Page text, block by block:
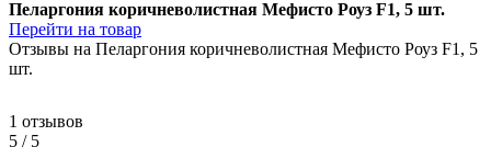
Пеларгония коричневолистная Мефисто Роуз F1, 5 шт.
Перейти на товар
Отзывы на Пеларгония коричневолистная Мефисто Роуз F1, 5
шт.
1 отзывов
5 / 5